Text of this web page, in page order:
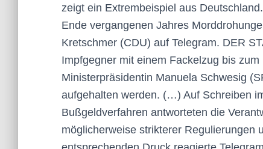
zeigt ein Extrembeispiel aus
Ende vergangenen Jahres
Kretschmer (CDU) auf Telegram. DER
Impfgegner mit einem Fackelzug bis
Ministerpräsidentin Manuela Schwesig
aufgehalten werden. (…) Auf Schreiben
Bußgeldverfahren antworteten die
möglicherweise strikterer Regulierungen